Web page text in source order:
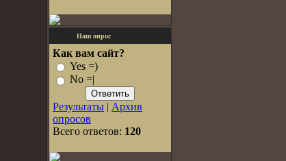
Наш опрос
Как вам сайт?
Yes =)
No =|
Результаты | Архив
опросов
Всего ответов: 120